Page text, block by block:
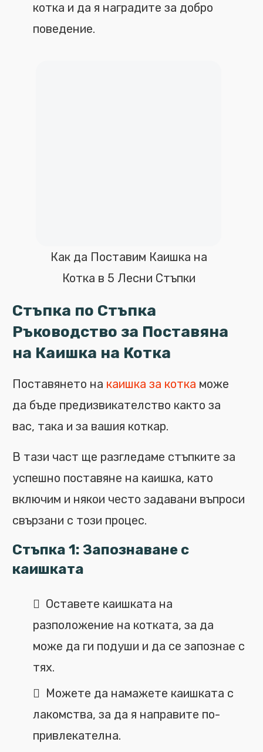
котка и да я наградите за добро
поведение.
Как да Поставим Каишка на
Котка в 5 Лесни Стъпки
Стъпка по Стъпка
Ръководство за Поставяна
на Каишка на Котка
Поставянето на каишка за котка може
да бъде предизвикателство както за
вас, така и за вашия коткар.
В тази част ще разгледаме стъпките за
успешно поставяне на каишка, като
включим и някои често задавани въпроси
свързани с този процес.
Стъпка 1: Запознаване с
каишката
Оставете каишката на
разположение на котката, за да
може да ги подуши и да се запознае с
тях.
Можете да намажете каишката с
лакомства, за да я направите по-
привлекателна.